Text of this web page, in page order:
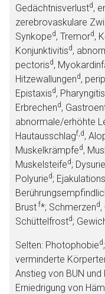
Gedächtnisverlustd,
zerebrovaskulare
Synkoped, Tremord,
Konjunktivitisd,
pectorisd,
Hitzewallungend,
Epistaxisd, Pharyngitis
Erbrechend,
abnormale/erhöhte
Hautausschlagf,d,
Muskelkrämpfed,
Muskelsteifed; Dysurie
Polyuried;
Brust f*; Schmerzend
Schüttelfrostd;
Selten: Photophobied
verminderte
Anstieg von BUN und
Erniedrigung von